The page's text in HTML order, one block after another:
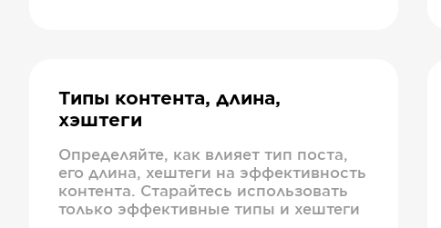
Типы контента, длина,
хэштеги
Определяйте, как влияет тип поста,
его длина, хештеги на эффективность
контента. Старайтесь использовать
только эффективные типы и хештеги